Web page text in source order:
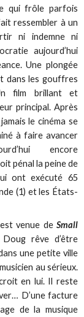
qui frôle parfois
ressembler à un
ni indemne ni
aujourd’hui
Une plongée
dans les gouffres
film brillant et
principal. Après
le cinéma se
à faire avancer
encore
pénal la peine de
ont exécuté 65
(1) et les États-
venue de Small
rêve d’être
une petite ville
au sérieux.
en lui. Il reste
D’une facture
de la musique